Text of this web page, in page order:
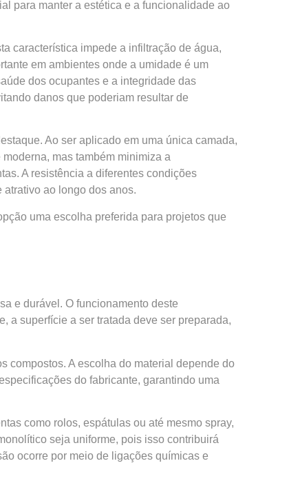
para manter a estética e a funcionalidade ao
característica impede a infiltração de água,
em ambientes onde a umidade é um
dos ocupantes e a integridade das
danos que poderiam resultar de
Ao ser aplicado em uma única camada,
mas também minimiza a
A resistência a diferentes condições
ao longo dos anos.
uma escolha preferida para projetos que
e durável. O funcionamento deste
a superfície a ser tratada deve ser preparada,
compostos. A escolha do material depende do
do fabricante, garantindo uma
como rolos, espátulas ou até mesmo spray,
seja uniforme, pois isso contribuirá
ocorre por meio de ligações químicas e